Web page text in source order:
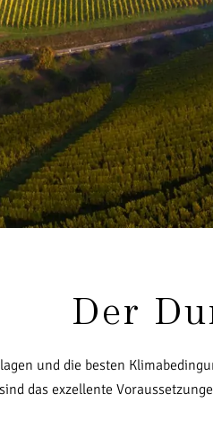
Der
und die besten
das exzellente